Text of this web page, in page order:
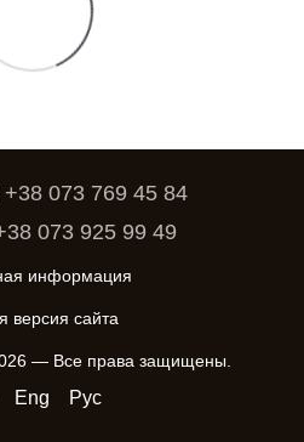
073 769 45 84
073 925 99 49
информация
версия сайта
— Все права защищены.
Eng Рус